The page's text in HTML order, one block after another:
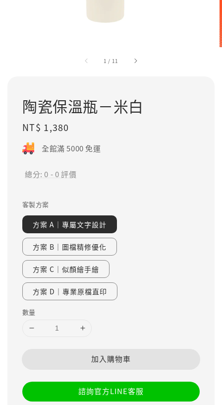
1 / 11
陶瓷保溫瓶－米白
Regular
price
NT$ 1,380
全館滿 5000 免運
總分:0 -0評價
客製方案
方案 A｜專屬文字設計
方案 B｜圖檔精修優化
方案 C｜似顏繪手繪
方案 D｜專業原檔直印
數量
加入購物車
諮詢官方LINE客服